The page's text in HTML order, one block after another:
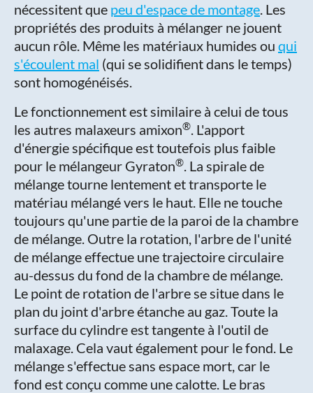
nécessitent que peu d'espace de montage. Les
propriétés des produits à mélanger ne jouent
aucun rôle. Même les matériaux humides ou qui
s'écoulent mal (qui se solidifient dans le temps)
sont homogénéisés.
Le fonctionnement est similaire à celui de tous
les autres malaxeurs amixon®. L'apport
d'énergie spécifique est toutefois plus faible
pour le mélangeur Gyraton®. La spirale de
mélange tourne lentement et transporte le
matériau mélangé vers le haut. Elle ne touche
toujours qu'une partie de la paroi de la chambre
de mélange. Outre la rotation, l'arbre de l'unité
de mélange effectue une trajectoire circulaire
au-dessus du fond de la chambre de mélange.
Le point de rotation de l'arbre se situe dans le
plan du joint d'arbre étanche au gaz. Toute la
surface du cylindre est tangente à l'outil de
malaxage. Cela vaut également pour le fond. Le
mélange s'effectue sans espace mort, car le
fond est conçu comme une calotte. Le bras